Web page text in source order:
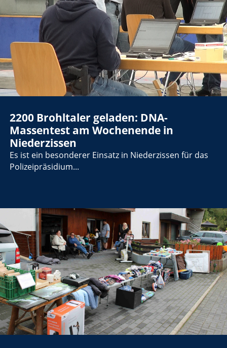
2200 Brohltaler geladen: DNA-
Massentest am Wochenende in
Niederzissen
Es ist ein besonderer Einsatz in Niederzissen für das
Polizeipräsidium...